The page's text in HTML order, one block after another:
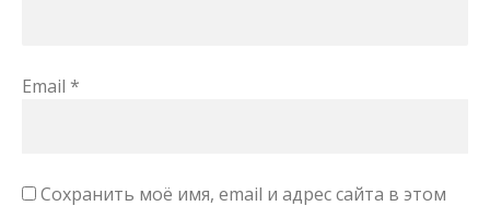
Email *
Сохранить моё имя, email и адрес сайта в этом